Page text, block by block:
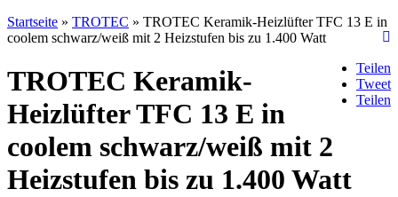
Startseite » TROTEC » TROTEC Keramik-Heizlüfter TFC 13 E in
coolem schwarz/weiß mit 2 Heizstufen bis zu 1.400 Watt
Teilen
Tweet
Teilen
TROTEC Keramik-
Heizlüfter TFC 13 E in
coolem schwarz/weiß mit 2
Heizstufen bis zu 1.400 Watt